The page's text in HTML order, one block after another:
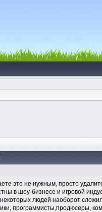
это не нужным, просто
в шоу-бизнесе и игровой
людей наоборот
программисты,продюсеры,